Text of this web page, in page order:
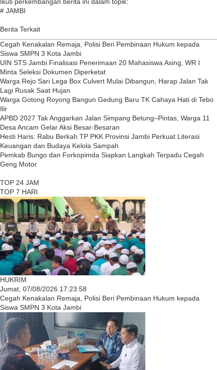
# JAMBI
Berita Terkait
Cegah Kenakalan Remaja, Polisi Beri Pembinaan Hukum kepada
Siswa SMPN 3 Kota Jambi
UIN STS Jambi Finalisasi Penerimaan 20 Mahasiswa Asing, WR I
Minta Seleksi Dokumen Diperketat
Warga Rejo Sari Lega Box Culvert Mulai Dibangun, Harap Jalan Tak
Lagi Rusak Saat Hujan
Warga Gotong Royong Bangun Gedung Baru TK Cahaya Hati di Tebo
Ilir
APBD 2027 Tak Anggarkan Jalan Simpang Betung–Pintas, Warga 11
Desa Ancam Gelar Aksi Besar-Besaran
Hesti Haris: Rabu Berkah TP PKK Provinsi Jambi Perkuat Literasi
Keuangan dan Budaya Kelola Sampah
Pemkab Bungo dan Forkopimda Siapkan Langkah Terpadu Cegah
Geng Motor
TOP 24 JAM
TOP 7 HARI
HUKRIM
Jumat, 07/08/2026 17:23:58
Cegah Kenakalan Remaja, Polisi Beri Pembinaan Hukum kepada
Siswa SMPN 3 Kota Jambi